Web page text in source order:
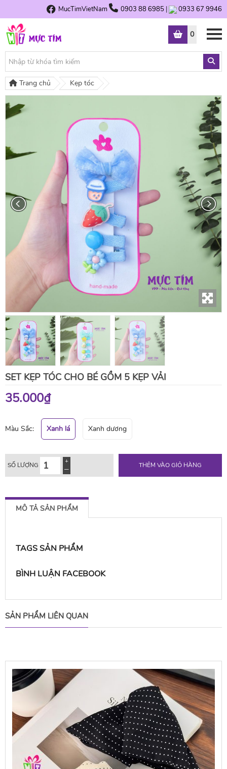
MucTimVietNam 0903 88 6985 | 0933 67 9946
0
Trang chủ Kẹp tóc
SET KẸP TÓC CHO BÉ GỒM 5 KẸP VẢI
35.000₫
Màu Sắc: Xanh lá Xanh dương
SỐ LƯỢNG THÊM VÀO GIỎ HÀNG
MÔ TẢ SẢN PHẨM
TAGS SẢN PHẨM
BÌNH LUẬN FACEBOOK
SẢN PHẨM LIÊN QUAN